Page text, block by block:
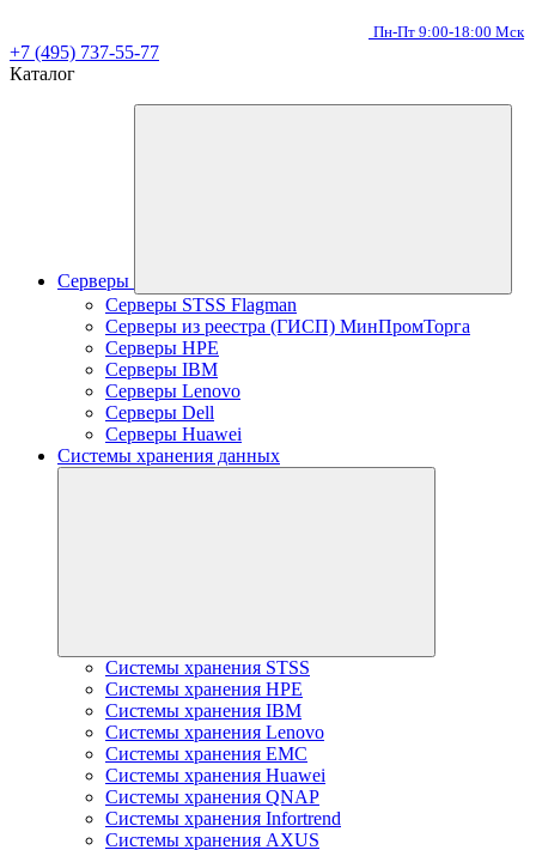
Пн-Пт 9:00-18:00 Мск
+7 (495) 737-55-77
Каталог
Серверы
Серверы STSS Flagman
Серверы из реестра (ГИСП) МинПромТорга
Серверы HPE
Серверы IBM
Серверы Lenovo
Серверы Dell
Серверы Huawei
Системы хранения данных
Системы хранения STSS
Системы хранения HPE
Системы хранения IBM
Системы хранения Lenovo
Системы хранения EMC
Системы хранения Huawei
Системы хранения QNAP
Системы хранения Infortrend
Системы хранения AXUS